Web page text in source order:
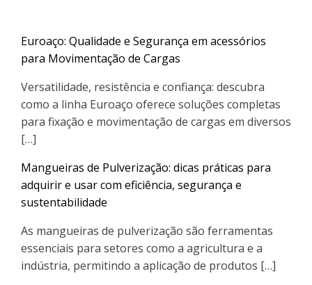
Euroaço: Qualidade e Segurança em acessórios
para Movimentação de Cargas
Versatilidade, resistência e confiança: descubra
como a linha Euroaço oferece soluções completas
para fixação e movimentação de cargas em diversos
[…]
Mangueiras de Pulverização: dicas práticas para
adquirir e usar com eficiência, segurança e
sustentabilidade
As mangueiras de pulverização são ferramentas
essenciais para setores como a agricultura e a
indústria, permitindo a aplicação de produtos […]